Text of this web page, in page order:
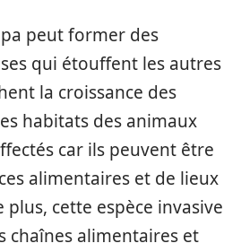
peut former des
qui étouffent les autres
la croissance des
habitats des animaux
car ils peuvent être
alimentaires et de lieux
cette espèce invasive
chaînes alimentaires et